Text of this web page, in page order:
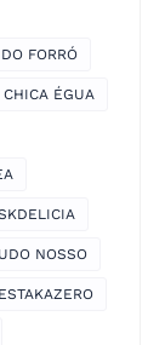
FORRÓ
CHICA ÉGUA
NOSSO
ESTAKAZERO